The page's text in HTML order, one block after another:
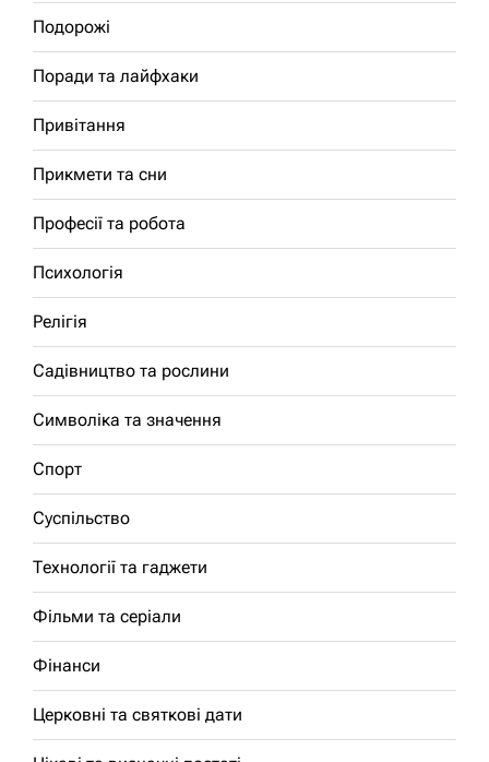
Подорожі
Поради та лайфхаки
Привітання
Прикмети та сни
Професії та робота
Психологія
Релігія
Садівництво та рослини
Символіка та значення
Спорт
Суспільство
Технології та гаджети
Фільми та серіали
Фінанси
Церковні та святкові дати